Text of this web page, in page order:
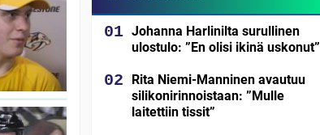
Johanna Harlinilta surullinen
ulostulo: ”En olisi ikinä uskonut”
Rita Niemi-Manninen avautuu
silikonirinnoistaan: ”Mulle
laitettiin tissit”